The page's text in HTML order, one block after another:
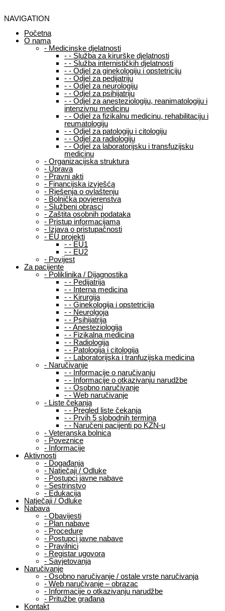
NAVIGATION
Početna
O nama
- Medicinske djelatnosti
- - Služba za kirurške djelatnosti
- - Služba internističkih djelatnosti
- - Odjel za ginekologiju i opstetriciju
- - Odjel za pedijatriju
- - Odjel za neurologiju
- - Odjel za psihijatriju
- - Odjel za anesteziologiju, reanimatologiju i
intenzivnu medicinu
- - Odjel za fizikalnu medicinu, rehabilitaciju i
reumatologiju
- - Odjel za patologiju i citologiju
- - Odjel za radiologiju
- - Odjel za laboratorijsku i transfuzijsku
medicinu
- Organizacijska struktura
- Uprava
- Pravni akti
- Financijska izvješća
- Rješenja o ovlaštenju
- Bolnička povjerenstva
- Službeni obrasci
- Zaštita osobnih podataka
- Pristup informacijama
- Izjava o pristupačnosti
- EU projekti
- - EU1
- - EU2
- Povijest
Za pacijente
- Poliklinika / Dijagnostika
- - Pedijatrija
- - Interna medicina
- - Kirurgija
- - Ginekologija i opstetricija
- - Neurolgoja
- - Psihijatrija
- -Anesteziologija
- - Fizikalna medicina
- - Radiologija
- - Patologija i citologija
- - Laboratorijska i tranfuzijska medicina
- Naručivanje
- - Informacije o naručivanju
- - Informacije o otkazivanju narudžbe
- - Osobno naručivanje
- - Web naručivanje
- Liste čekanja
- - Pregled liste čekanja
- - Prvih 5 slobodnih termina
- - Naručeni pacijenti po KZN-u
- Veteranska bolnica
- Poveznice
- Informacije
Aktivnosti
- Događanja
- Natječaji / Odluke
- Postupci javne nabave
- Sestrinstvo
- Edukacija
Natječaji / Odluke
Nabava
- Obavijesti
- Plan nabave
- Procedure
- Postupci javne nabave
- Pravilnici
- Registar ugovora
- Savjetovanja
Naručivanje
- Osobno naručivanje / ostale vrste naručivanja
- Web naručivanje – obrazac
- Informacije o otkazivanju narudžbe
- Pritužbe građana
Kontakt